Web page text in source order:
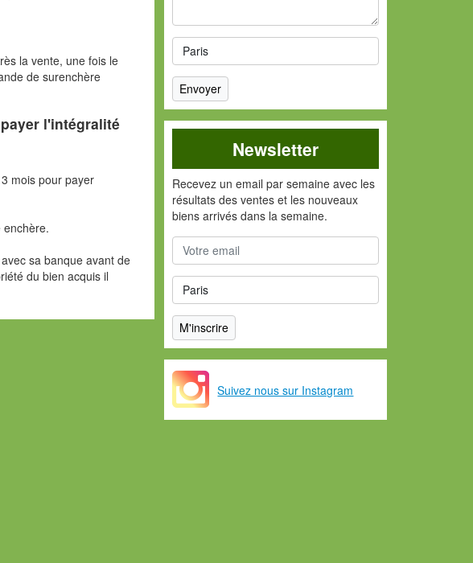
la vente, une fois le
de surenchère
l'intégralité
mois pour payer
enchère.
sa banque avant de
du bien acquis il
Newsletter
Recevez un email par semaine avec les
résultats des ventes et les nouveaux
biens arrivés dans la semaine.
Suivez nous sur Instagram